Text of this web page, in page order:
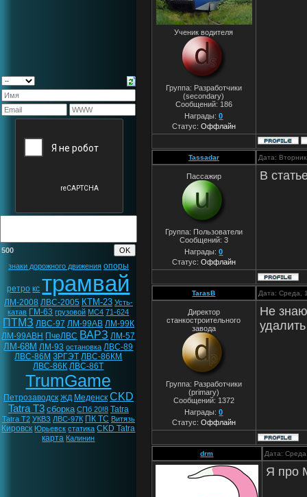
500
знаки дорожного движения опоры
ретро кс трамвай
ЛМ-2008 ЛВС-2005 КТМ-23 Усть-
катав ГМ-63 грузовой МС4 71-624
ПТМЗ ЛВС-97 ЛМ-99АВ ЛМ-99К
ЛМ-99АВН ПчеЛВС ВАРЗ ЛМ-57
ЛМ-68М ЛМ-93 остановка ЛВС-89
ЛВС-86М ЗРГЭТ ЛВС-86КМ
ЛВС-86К ЛВС-86Т
TrumGame
Петрозаводск ЖД Меденск CKD
Tatra T3 сборка СПб 20!8 Tatra
Tatra T2 УКВЗ ЛВС-97К ПК ТС Витязь
Кировск Юрьевск статика CKD Tatra
карта Калинин
Ученик водителя
Группа: Разработчики
(secondary)
Сообщений: 186
Награды:0
Статус: Оффлайн
Tassadar Дата:
Пассажир
Группа: Пользователи
Сообщений: 3
Награды:0
Статус: Оффлайн
В
TarasB Дата: Среда,
Директор
станкостроительного
завода
Группа: Разработчики
(primary)
Сообщений: 1372
Награды:0
Статус: Оффлайн
Не
drm Дата:
Я про